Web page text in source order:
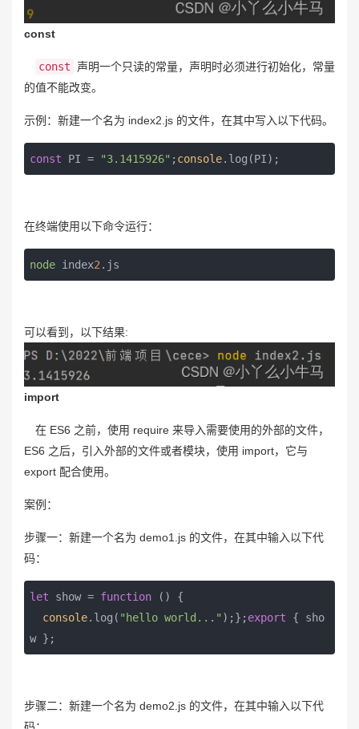
const
const
声明一个只读的常量，声明时必须进行初始化，常量
的值不能改变。
示例：新建一个名为 index2.js 的文件，在其中写入以下代码。
const PI = "3.1415926" ; console.log(PI);
在终端使用以下命令运行：
node index2 .js
可以看到，以下结果:
import
在 ES6 之前，使用 require 来导入需要使用的外部的文件，
ES6 之后，引入外部的文件或者模块，使用 import，它与
export 配合使用。
案例：
步骤一：新建一个名为 demo1.js 的文件，在其中输入以下代
码：
let show = function ( ) {
console.log( "hello world..." );}; export { sho
w };
步骤二：新建一个名为 demo2.js 的文件，在其中输入以下代